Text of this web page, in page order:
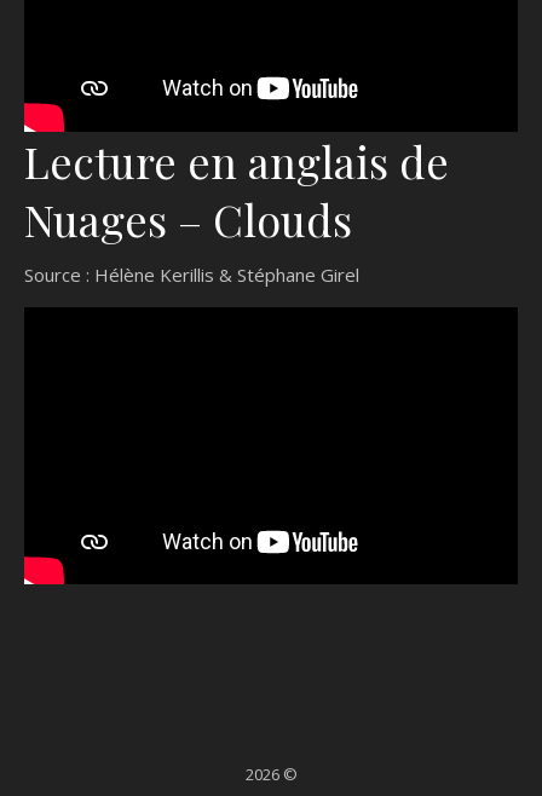
Lecture en anglais de
Nuages – Clouds
Source : Hélène Kerillis & Stéphane Girel
2026 ©